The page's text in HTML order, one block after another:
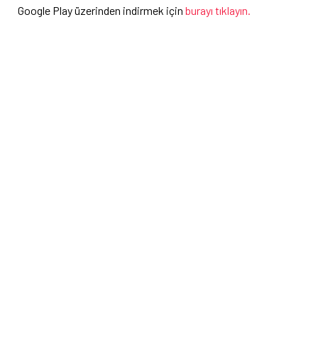
Google Play üzerinden indirmek için burayı tıklayın.